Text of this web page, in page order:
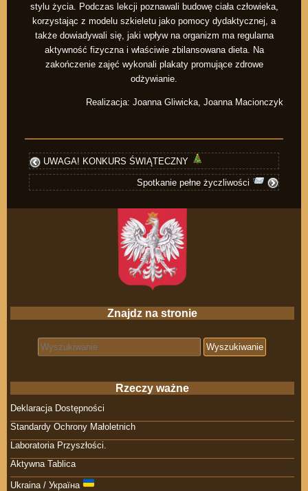
stylu życia. Podczas lekcji poznawali budowę ciała człowieka,
korzystając z modelu szkieletu jako pomocy dydaktycznej, a
także dowiadywali się, jaki wpływ na organizm ma regularna
aktywność fizyczna i właściwie zbilansowana dieta. Na
zakończenie zajęć wykonali plakaty promujące zdrowe
odżywianie.
Realizacja: Joanna Gliwicka, Joanna Macionczyk
UWAGA! KONKURS ŚWIĄTECZNY
Spotkanie pełne życzliwości
Znajdz na stronie
Search for:
Rzeczy ważne
Deklaracja Dostępności
Standardy Ochrony Małoletnich
Laboratoria Przyszłości.
Aktywna Tablica
Ukraina / Україна